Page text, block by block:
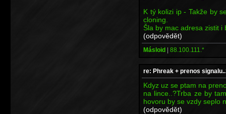
K tý kolizi ip - Takže by
cloning.
Šla by mac adresa zistit
(odpovědět)
Másloid | 88.100.111.*
re: Phreak + prenos
Kdyz uz se ptam na
na lince..?Trba ze by
hovoru by se vzdy seplo
(odpovědět)